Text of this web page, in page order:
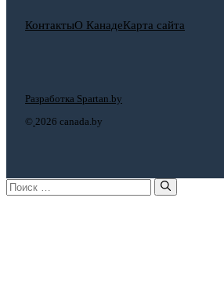
КонтактыО КанадеКарта сайта
© 2026 canada.by
Разработка Spartan.by
Поиск: